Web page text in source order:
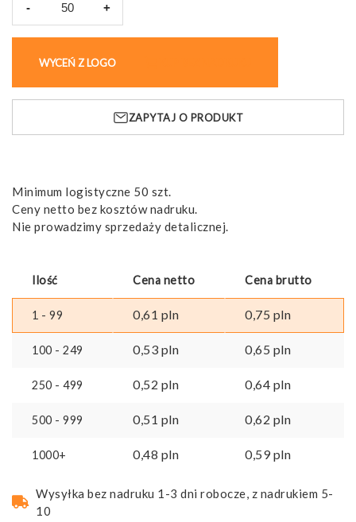
-
torba
z
przegrodą
+
WYCEŃ Z LOGO
ZAPYTAJ O PRODUKT
Minimum logistyczne 50 szt.
Ceny netto bez kosztów nadruku.
Nie prowadzimy sprzedaży detalicznej.
Ilość Cena netto Cena brutto
1 - 99 0,61 pln 0,75 pln
100 - 249 0,53 pln 0,65 pln
250 - 499 0,52 pln 0,64 pln
500 - 999 0,51 pln 0,62 pln
1000+ 0,48 pln 0,59pln
Wysyłka bez nadruku 1-3 dni robocze, z nadrukiem 5-
10